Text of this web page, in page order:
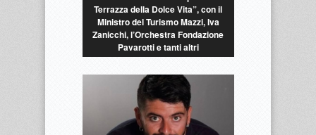
Terrazza della Dolce Vita”, con il
Ministro del Turismo Mazzi, Iva
Zanicchi, l’Orchestra Fondazione
Pavarotti e tanti altri